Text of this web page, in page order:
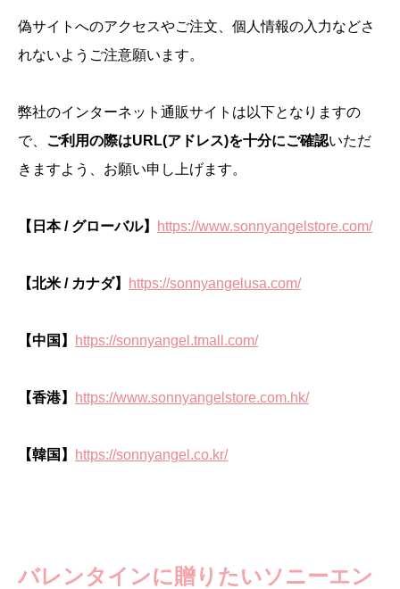
偽サイトへのアクセスやご注文、個人情報の入力などさ
れないようご注意願います。
弊社のインターネット通販サイトは以下となりますの
で、 ご利用の際はURL(アドレス)を十分にご確認いただ
きますよう、お願い申し上げます。
【日本 / グローバル】 https://www.sonnyangelstore.com/
【北米 / カナダ】 https://sonnyangelusa.com/
【中国】 https://sonnyangel.tmall.com/
【香港】 https://www.sonnyangelstore.com.hk/
【韓国】 https://sonnyangel.co.kr/
バレンタインに贈りたいソニーエン